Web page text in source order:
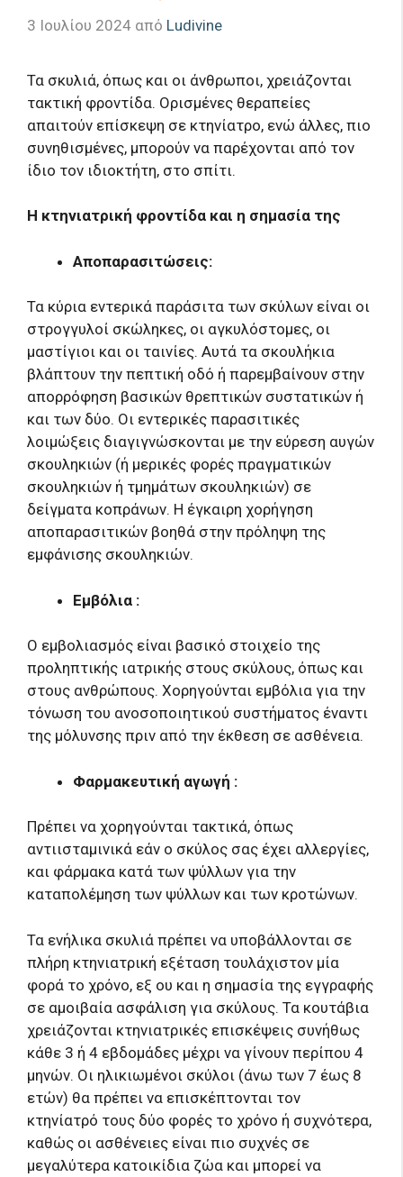
3 Ιουλίου 2024 από Ludivine
Τα σκυλιά, όπως και οι άνθρωποι, χρειάζονται
τακτική φροντίδα. Ορισμένες θεραπείες
απαιτούν επίσκεψη σε κτηνίατρο, ενώ άλλες, πιο
συνηθισμένες, μπορούν να παρέχονται από τον
ίδιο τον ιδιοκτήτη, στο σπίτι.
Η κτηνιατρική φροντίδα και η σημασία της
Αποπαρασιτώσεις:
Τα κύρια εντερικά παράσιτα των σκύλων είναι οι
στρογγυλοί σκώληκες, οι αγκυλόστομες, οι
μαστίγιοι και οι ταινίες. Αυτά τα σκουλήκια
βλάπτουν την πεπτική οδό ή παρεμβαίνουν στην
απορρόφηση βασικών θρεπτικών συστατικών ή
και των δύο. Οι εντερικές παρασιτικές
λοιμώξεις διαγιγνώσκονται με την εύρεση αυγών
σκουληκιών (ή μερικές φορές πραγματικών
σκουληκιών ή τμημάτων σκουληκιών) σε
δείγματα κοπράνων. Η έγκαιρη χορήγηση
αποπαρασιτικών βοηθά στην πρόληψη της
εμφάνισης σκουληκιών.
Εμβόλια :
Ο εμβολιασμός είναι βασικό στοιχείο της
προληπτικής ιατρικής στους σκύλους, όπως και
στους ανθρώπους. Χορηγούνται εμβόλια για την
τόνωση του ανοσοποιητικού συστήματος έναντι
της μόλυνσης πριν από την έκθεση σε ασθένεια.
Φαρμακευτική αγωγή :
Πρέπει να χορηγούνται τακτικά, όπως
αντιισταμινικά εάν ο σκύλος σας έχει αλλεργίες,
και φάρμακα κατά των ψύλλων για την
καταπολέμηση των ψύλλων και των κροτώνων.
Τα ενήλικα σκυλιά πρέπει να υποβάλλονται σε
πλήρη κτηνιατρική εξέταση τουλάχιστον μία
φορά το χρόνο, εξ ου και η σημασία της εγγραφής
σε αμοιβαία ασφάλιση για σκύλους. Τα κουτάβια
χρειάζονται κτηνιατρικές επισκέψεις συνήθως
κάθε 3 ή 4 εβδομάδες μέχρι να γίνουν περίπου 4
μηνών. Οι ηλικιωμένοι σκύλοι (άνω των 7 έως 8
ετών) θα πρέπει να επισκέπτονται τον
κτηνίατρό τους δύο φορές το χρόνο ή συχνότερα,
καθώς οι ασθένειες είναι πιο συχνές σε
μεγαλύτερα κατοικίδια ζώα και μπορεί να